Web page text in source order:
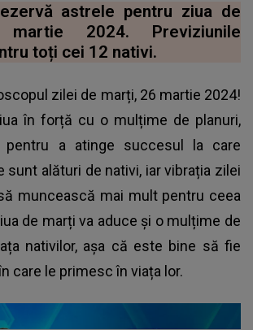
astrele pentru ziua de
2024. Previziunile
toți cei 12 nativi.
zilei de marți, 26 martie 2024!
în forță cu o mulțime de planuri,
a atinge succesul la care
sunt alături de nativi, iar vibrația zilei
muncească mai mult pentru ceea
de marți va aduce și o mulțime de
nativilor, așa că este bine să fie
care le primesc în viața lor.